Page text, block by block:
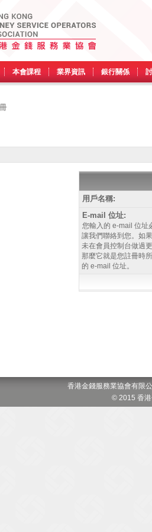
本會課程 業界資訊 銀行關係
用戶名稱:
E-mail 位址:
您輸入的 e-mail 位址
讓我們聯絡到您。如
未在會員控制台做過更
那麼它就是您註冊時
的 e-mail 位址。
香港金錢服務業協會有限
© 2015 香